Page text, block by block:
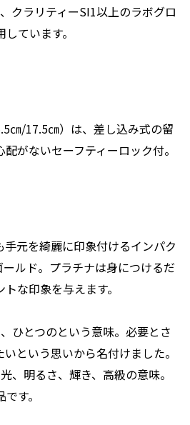
クラリティーSI1以上のラボグロ
ています。
㎝/17.5㎝）は、差し込み式の留
がないセーフティーロック付。
手元を綺麗に印象付けるインパク
ルド。プラチナは身につけるだ
な印象を与えます。
ひとつのという意味。必要とさ
という思いから名付けました。
、明るさ、輝き、高級の意味。
す。